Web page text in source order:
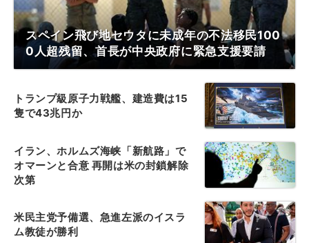
スペイン飛び地セウタに未成年の不法移民100
0人超残留、首長が中央政府に緊急支援要請
トランプ級原子力戦艦、建造費は15
隻で43兆円か
イラン、ホルムズ海峡「新航路」で
オマーンと合意 再開は米の封鎖解除
次第
米民主党予備選、急進左派のイスラ
ム教徒が勝利